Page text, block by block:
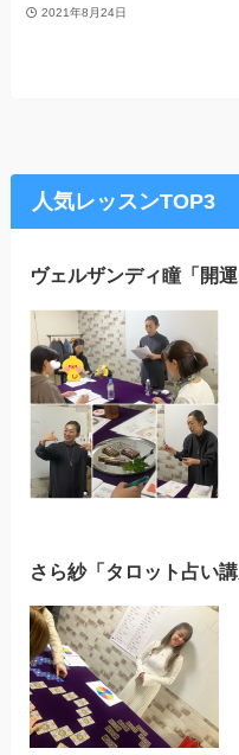
2021年8月24日
人気レッスンTOP3
ヴェルザンディ瞳「開運
さら紗「タロット占い講